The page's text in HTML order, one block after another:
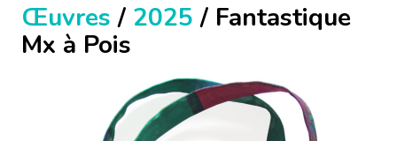
Œuvres / 2025 / Fantastique
Mx à Pois